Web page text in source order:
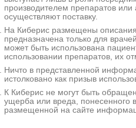
семьи.
производителем препаратов
осуществляют поставку.
На Киберис размещены
предназначена только для
может быть использована
использовании препаратов, их
Ничто в представленной
истолковано как призыв
К Киберис не могут быть
ущерба или вреда, понесенного
размещенной на сайте